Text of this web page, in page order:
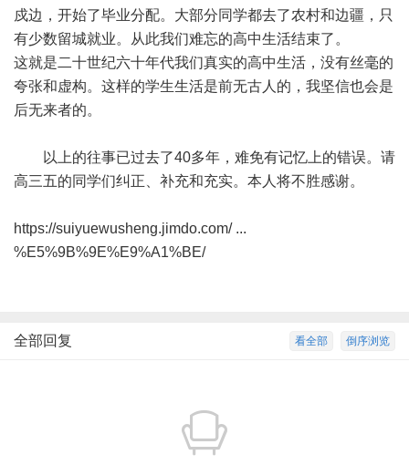
戍边，开始了毕业分配。大部分同学都去了农村和边疆，只
有少数留城就业。从此我们难忘的高中生活结束了。
这就是二十世纪六十年代我们真实的高中生活，没有丝毫的
夸张和虚构。这样的学生生活是前无古人的，我坚信也会是
后无来者的。
以上的往事已过去了40多年，难免有记忆上的错误。请
高三五的同学们纠正、补充和充实。本人将不胜感谢。
https://suiyuewusheng.jimdo.com/ ...
%E5%9B%9E%E9%A1%BE/
倒序浏览
看全部
全部回复